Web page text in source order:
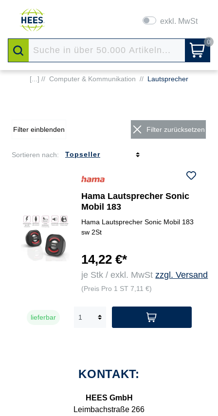
exkl. MwSt
0
[...] // Computer & Kommunikation // Lautsprecher
Filter einblenden Filter zurücksetzen
Sortieren nach:
Hama Lautsprecher Sonic
Mobil 183
Hama Lautsprecher Sonic Mobil 183
sw 2St
14,22 €*
je Stk / exkl. MwStzzgl. Versand
(Preis Pro 1 ST 7,11 €)
lieferbar
KONTAKT:
HEES GmbH
Leimbachstraße 266